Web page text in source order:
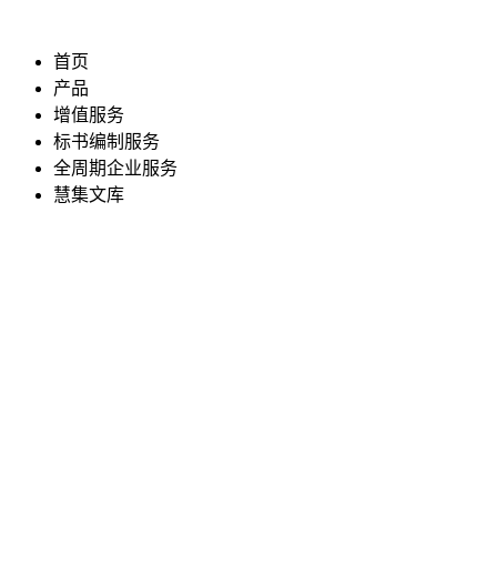
首页
产品
增值服务
标书编制服务
全周期企业服务
慧集文库